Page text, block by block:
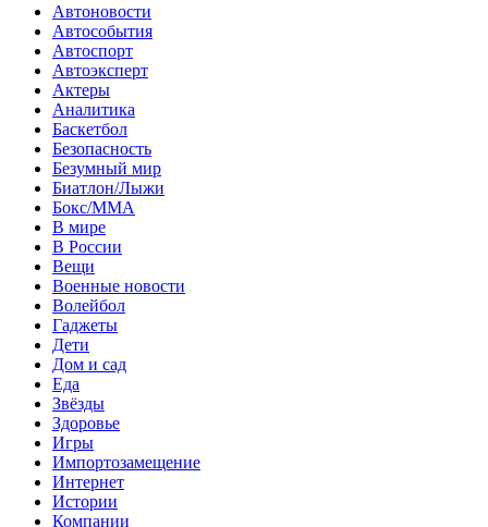
Автоновости
Автособытия
Автоспорт
Автоэксперт
Актеры
Аналитика
Баскетбол
Безопасность
Безумный мир
Биатлон/Лыжи
Бокс/MMA
В мире
В России
Вещи
Военные новости
Волейбол
Гаджеты
Дети
Дом и сад
Еда
Звёзды
Здоровье
Игры
Импортозамещение
Интернет
Истории
Компании